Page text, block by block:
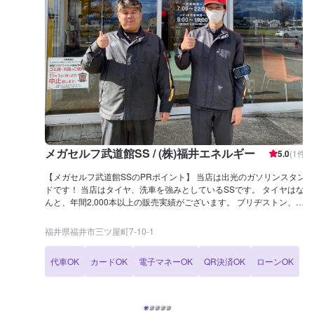
メガセルフ武道館SS / (株)福井エネルギー 5.0(1件)
【メガセルフ武道館SSのPRポイント】 当店は出光のガソリンスタン
ドです！ 当店はタイヤ、洗車を強みとしているSSです。 タイヤはな
んと、年間2,000本以上の販売実績がございます。 ブリヂストン、ヨ
間：8：30〜18：30 給油営業時間：7：00〜22：00 【在籍整備士・
設備】 2級整備士、3級整備士が複数名在籍しております。愛車の整
認証」を取得しております。安心してお車をお預けくださいませ。
【アクセス】 当店は国道416線沿いにございます。 名前の通り、福井
福井県福井市三ツ屋町7-10-1
代車OK カードOK 電子マネーOK QR決済OK ローンOK